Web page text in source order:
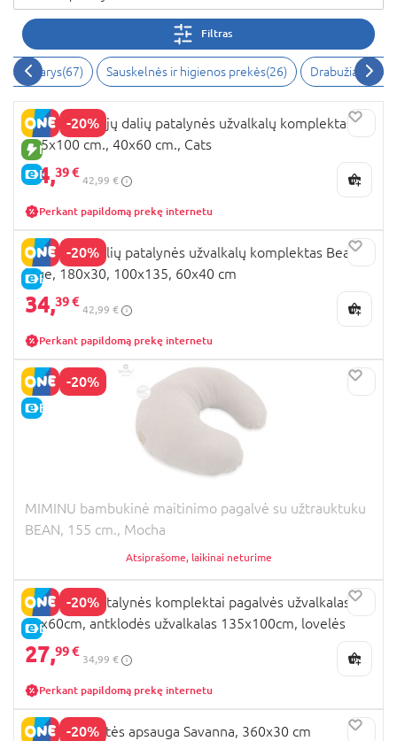
MimiNu – tai pasirinkimas tėvams, kurie vertina
estetiką, praktiškumą ir aukščiausią kokybę.
Filtras
kambarys(67) Sauskelnės ir higienos prekės(26) Drabužiai ir
-20%
NAUJA PREKĖ
E-KAINA
MIMINU dviejų dalių patalynės užvalkalų komplektas,
135x100 cm., 40x60 cm., Cats
34,39 €
42,99 €
Perkant papildomą prekę internetu
-20%
E-KAINA
MIMINU 3 dalių patalynės užvalkalų komplektas Bears
blue, 180x30, 100x135, 60x40 cm
34,39 €
42,99 €
Perkant papildomą prekę internetu
-20%
E-KAINA
MIMINU bambukinė maitinimo pagalvė su užtrauktuku
BEAN, 155 cm., Mocha
Atsiprašome, laikinai neturime
-20%
E-KAINA
MIMINU 3 patalynės komplektai pagalvės užvalkalas
40x60cm, antklodės užvalkalas 135x100cm, lovelės
apsauga 180x30 FOX
27,99 €
34,99 €
Perkant papildomą prekę internetu
-20%
MIMINU lovytės apsauga Savanna, 360x30 cm